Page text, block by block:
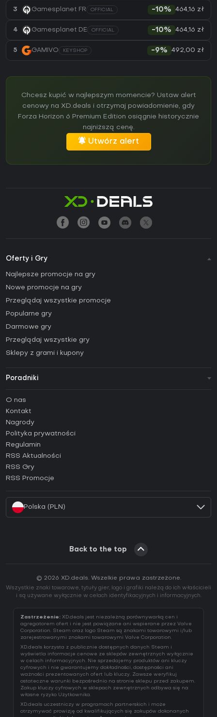
3 Gamesplanet FR OFFICIAL -10% 464,16 zł
4 Gamesplanet DE OFFICIAL -10% 464,16 zł
5 GAMIVO KEYSHOP -9% 492,00 zł
Chcesz kupić w najlepszym momencie? Ustaw alert
cenowy na XD.deals i otrzymaj powiadomienie, gdy
Forza Horizon 6 Premium Edition osiągnie historycznie
najniższą cenę.
Utwórz alert
Oferty i Gry
Najlepsze promocje na gry
Nowe promocje na gry
Przeglądaj wszystkie promocje
Popularne gry
Darmowe gry
Przeglądaj wszystkie gry
Sklepy z grami i kupony
Poradniki
Poradniki
Jak aktywować klucz Steam (CD Key)?
Jak aktywować klucz Epic Games (CD Key)?
Jak aktywować klucz GOG (CD Key)?
Jak aktywować klucz Ubisoft Connect (CD Key)?
Jak aktywować klucz EA App (CD Key)?
O nas
Kontakt
Nagrody
Polityka prywatności
Regulamin
RSS Aktualności
RSS Gry
RSS Promocje
Polska (PLN)
Back to the top
© 2026 XD.deals. Wszelkie prawa zastrzeżone.
Wszystkie znaki towarowe, tytuły gier, logo i grafiki należą do ich właścicieli
i są używane wyłącznie w celach identyfikacyjnych i informacyjnych.
Zastrzeżenie: XD.deals jest niezależną porównywarką cen i
agregatorem ofert i nie jest powiązane ani wspierane przez Valve
Corporation. Steam oraz logo Steam są znakami towarowymi i/lub
zarejestrowanymi znakami towarowymi Valve Corporation.
XD.deals korzysta z publicznie dostępnych danych Steam i
wyświetla informacje cenowe ze sklepów zewnętrznych wyłącznie
w celach informacyjnych. Nie sprzedajemy produktów ani kluczy
cyfrowych i nie gwarantujemy dokładności, dostępności ani
ważności prezentowanych ofert lub kluczy. Zawsze weryfikuj
ostateczne warunki bezpośrednio na stronie sklepu przed zakupem.
Zakup kluczy cyfrowych w sklepach zewnętrznych odbywa się na
własne ryzyko Użytkownika.
XD.deals uczestniczy w programach partnerskich i może
otrzymywać prowizję od kwalifikujących się zakupów dokonanych